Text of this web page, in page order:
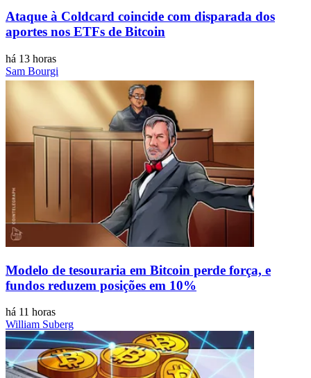
Ataque à Coldcard coincide com disparada dos
aportes nos ETFs de Bitcoin
há 13 horas
Sam Bourgi
Modelo de tesouraria em Bitcoin perde força, e
fundos reduzem posições em 10%
há 11 horas
William Suberg